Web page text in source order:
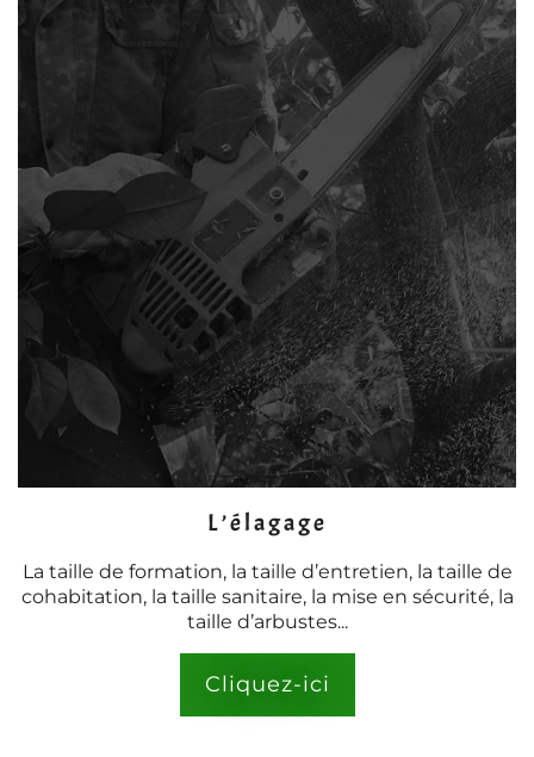
L’élagage
La taille de formation, la taille d’entretien, la taille de
cohabitation, la taille sanitaire, la mise en sécurité, la
taille d’arbustes...
Cliquez-ici